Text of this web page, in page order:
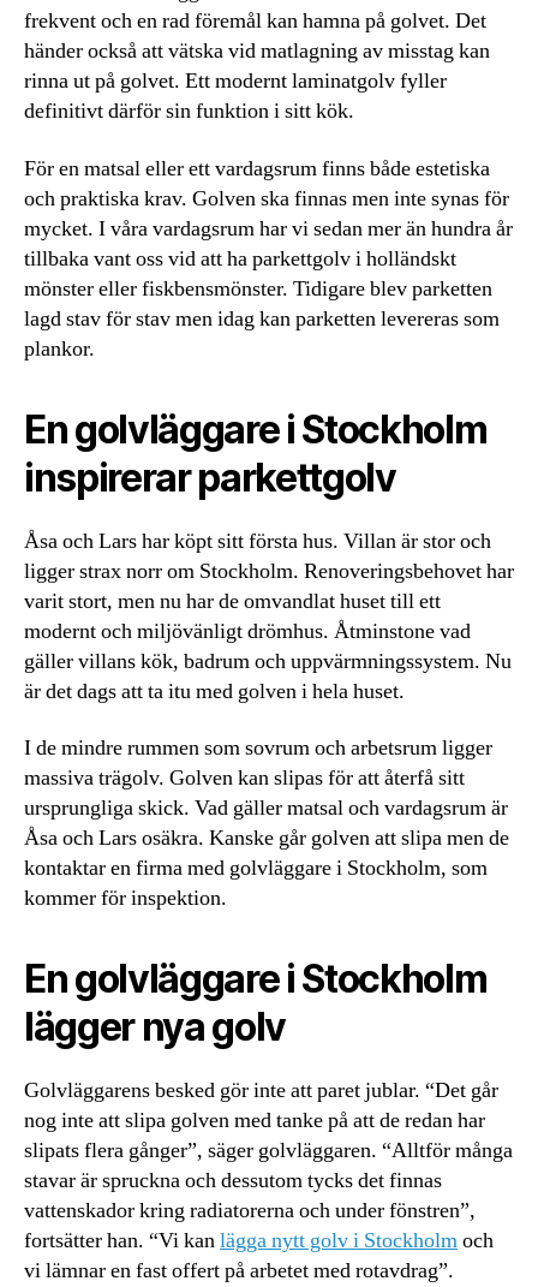
frekvent och en rad föremål kan hamna på golvet. Det
händer också att vätska vid matlagning av misstag kan
rinna ut på golvet. Ett modernt laminatgolv fyller
definitivt därför sin funktion i sitt kök.
För en matsal eller ett vardagsrum finns både estetiska
och praktiska krav. Golven ska finnas men inte synas för
mycket. I våra vardagsrum har vi sedan mer än hundra år
tillbaka vant oss vid att ha parkettgolv i holländskt
mönster eller fiskbensmönster. Tidigare blev parketten
lagd stav för stav men idag kan parketten levereras som
plankor.
En golvläggare i Stockholm
inspirerar parkettgolv
Åsa och Lars har köpt sitt första hus. Villan är stor och
ligger strax norr om Stockholm. Renoveringsbehovet har
varit stort, men nu har de omvandlat huset till ett
modernt och miljövänligt drömhus. Åtminstone vad
gäller villans kök, badrum och uppvärmningssystem. Nu
är det dags att ta itu med golven i hela huset.
I de mindre rummen som sovrum och arbetsrum ligger
massiva trägolv. Golven kan slipas för att återfå sitt
ursprungliga skick. Vad gäller matsal och vardagsrum är
Åsa och Lars osäkra. Kanske går golven att slipa men de
kontaktar en firma med golvläggare i Stockholm, som
kommer för inspektion.
En golvläggare i Stockholm
lägger nya golv
Golvläggarens besked gör inte att paret jublar. “Det går
nog inte att slipa golven med tanke på att de redan har
slipats flera gånger”, säger golvläggaren. “Alltför många
stavar är spruckna och dessutom tycks det finnas
vattenskador kring radiatorerna och under fönstren”,
fortsätter han. “Vi kanlägga nytt golv i Stockholmoch
vi lämnar en fast offert på arbetet med rotavdrag”.